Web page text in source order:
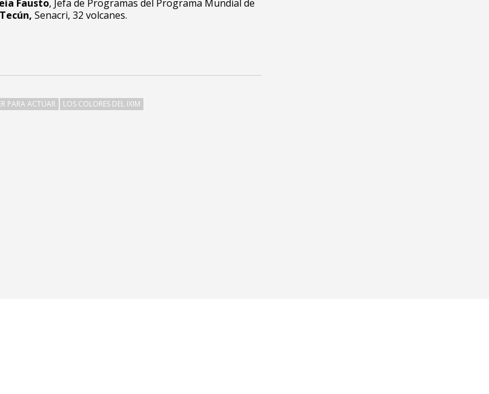
Fausto, Jefa de Programas del Programa Mundial de
Senacri, 32 volcanes.
PARA ACTUAR LOS COLORES DEL IXIM